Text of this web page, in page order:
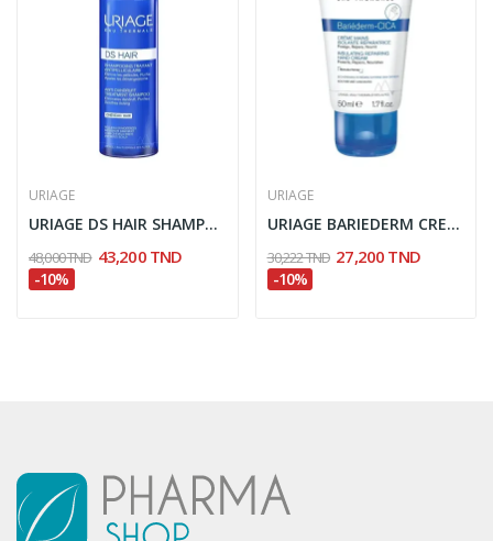
URIAGE
URIAGE DS HAIR SHAMPOOING ANTI PELLICULAIRE 200ML
48,000 TND 43,200 TND
-10%
URIAGE
URIAGE BARIEDERM CREME MAINS ISOLANTE...
30,222 TND 27,200 TND
-10%